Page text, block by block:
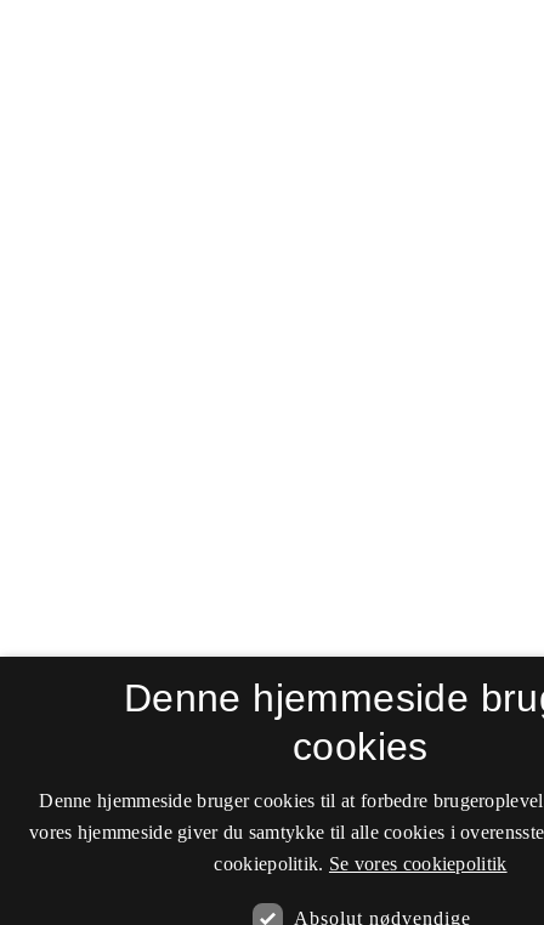
Denne hjemmeside
cookies
Denne hjemmeside bruger cookies til at forbedre
vores hjemmeside giver du samtykke til alle cookies i
cookiepolitik. Se vores cookiepolitik
Absolut nødvendige